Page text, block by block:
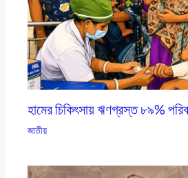
হামের চিকিৎসায় ঋণগ্রস্ত ৮৯%
জাতীয়